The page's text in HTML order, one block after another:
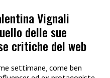
Vignali
delle sue
critiche del web
settimane, come ben